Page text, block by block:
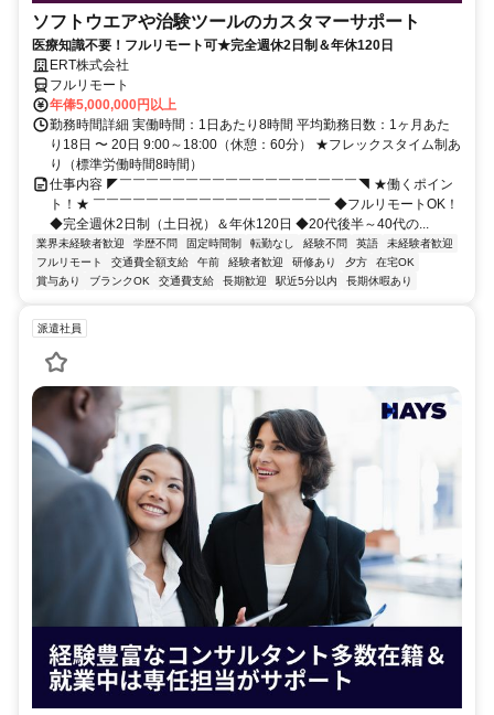
ソフトウエアや治験ツールのカスタマーサポート
医療知識不要！フルリモート可★完全週休2日制＆年休120日
ERT株式会社
フルリモート
年俸5,000,000円以上
勤務時間詳細 実働時間：1日あたり8時間 平均勤務日数：1ヶ月あた
り18日 〜 20日 9:00～18:00（休憩：60分） ★フレックスタイム制あ
り（標準労働時間8時間）
仕事内容 ◤￣￣￣￣￣￣￣￣￣￣￣￣￣￣￣￣￣￣◥ ★働くポイン
ト！★ ￣￣￣￣￣￣￣￣￣￣￣￣￣￣￣￣￣￣ ◆フルリモートOK！
◆完全週休2日制（土日祝）＆年休120日 ◆20代後半～40代の...
業界未経験者歓迎 学歴不問 固定時間制 転勤なし 経験不問 英語
未経験者歓迎
フルリモート
交通費全額支給 午前 経験者歓迎 研修あり 夕方
在宅OK
賞与あり
ブランクOK 交通費支給 長期歓迎 駅近5分以内 長期休暇あり
派遣社員